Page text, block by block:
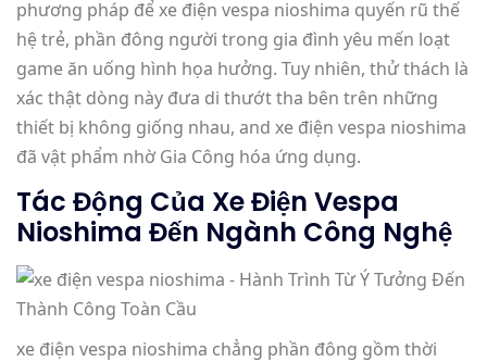
phương pháp để xe điện vespa nioshima quyến rũ thế
hệ trẻ, phần đông người trong gia đình yêu mến loạt
game ăn uống hình họa hưởng. Tuy nhiên, thử thách là
xác thật dòng này đưa di thướt tha bên trên những
thiết bị không giống nhau, and xe điện vespa nioshima
đã vật phẩm nhờ Gia Công hóa ứng dụng.
Tác Động Của Xe Điện Vespa
Nioshima Đến Ngành Công Nghệ
xe điện vespa nioshima chẳng phần đông gồm thời